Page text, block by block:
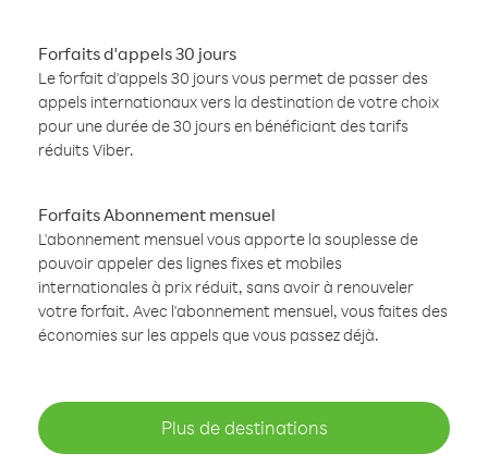
Forfaits d'appels 30 jours
Le forfait d'appels 30 jours vous permet de passer des
appels internationaux vers la destination de votre choix
pour une durée de 30 jours en bénéficiant des tarifs
réduits Viber.
Forfaits Abonnement mensuel
L'abonnement mensuel vous apporte la souplesse de
pouvoir appeler des lignes fixes et mobiles
internationales à prix réduit, sans avoir à renouveler
votre forfait. Avec l'abonnement mensuel, vous faites des
économies sur les appels que vous passez déjà.
Plus de destinations